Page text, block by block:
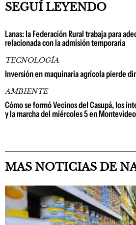
SEGUÍ LEYENDO
Lanas: la Federación Rural trabaja para
relacionada con la admisión temporaria
TECNOLOGÍA
Inversión en maquinaria agrícola pierde
AMBIENTE
Cómo se formó Vecinos del Casupá, los
y la marcha del miércoles 5 en Montevideo
MAS NOTICIAS DE